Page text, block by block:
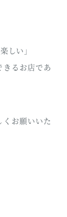
しい」
るお店であ
お願いいた